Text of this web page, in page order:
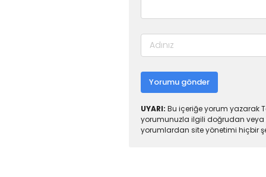
Yorumu gönder
UYARI: Bu içeriğe yorum yazarak
yorumunuzla ilgili doğrudan veya
yorumlardan site yönetimi hiçbir